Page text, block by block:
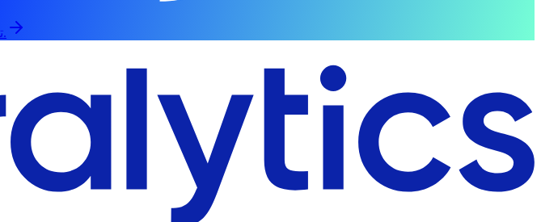
تعود الفعالية العالمية لرؤية الذكاء الاصطناعي في 13 سبتمبر، حضورياً وعبر الإنترنت.